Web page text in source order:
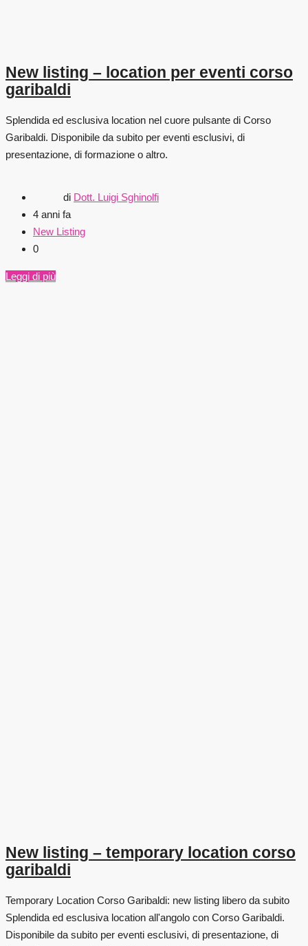
New listing – location per eventi corso
garibaldi
Splendida ed esclusiva location nel cuore pulsante di Corso
Garibaldi. Disponibile da subito per eventi esclusivi, di
presentazione, di formazione o altro.
di Dott. Luigi Sghinolfi
4 anni fa
New Listing
0
Leggi di più
New listing – temporary location corso
garibaldi
Temporary Location Corso Garibaldi: new listing libero da subito
Splendida ed esclusiva location all'angolo con Corso Garibaldi.
Disponibile da subito per eventi esclusivi, di presentazione, di